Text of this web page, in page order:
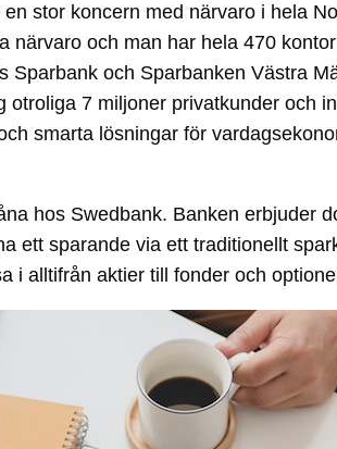
stor koncern med närvaro i hela
och man har hela 470
och Sparbanken Västra
7 miljoner privatkunder och
smarta lösningar för
hos Swedbank. Banken erbjuder
ett sparande via ett traditionellt
i alltifrån aktier till fonder och